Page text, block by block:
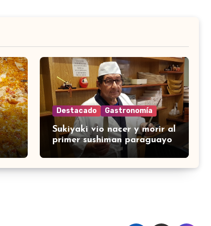
Destacado Gastronomía
Sukiyaki vio nacer y morir al
primer sushiman paraguayo